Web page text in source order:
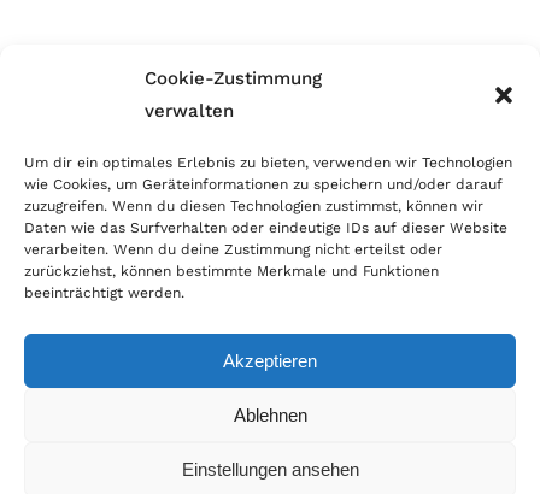
Cookie-Zustimmung
verwalten
Um dir ein optimales Erlebnis zu bieten, verwenden wir Technologien
wie Cookies, um Geräteinformationen zu speichern und/oder darauf
zuzugreifen. Wenn du diesen Technologien zustimmst, können wir
Daten wie das Surfverhalten oder eindeutige IDs auf dieser Website
verarbeiten. Wenn du deine Zustimmung nicht erteilst oder
zurückziehst, können bestimmte Merkmale und Funktionen
beeinträchtigt werden.
Akzeptieren
Ablehnen
Einstellungen ansehen
Wir sind Mitglied im Händlerbund!
erfolgreichen E-Commerce ein. Auch wir sind wie
viele Onlineshops im Netz Mitglied im Händlerbund
und unterstützen fairen Onlinehandel.
© Copyright 2026 | World of Coins |Impressum|Datenschutz|Cookie
|Zahlung & Versand